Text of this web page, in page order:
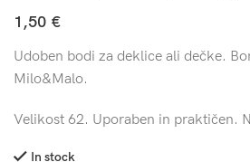
1,50 €
Udoben bodi za deklice ali dečke.
Milo&Malo.
Velikost 62. Uporaben in praktičen.
In stock